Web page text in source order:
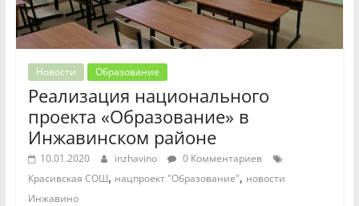
Новости Образование
Реализация национального
проекта «Образование» в
Инжавинском районе
10.01.2020 inzhavino
0 Комментариев
Красивская СОШ, нацпроект "Образование", новости
Инжавино